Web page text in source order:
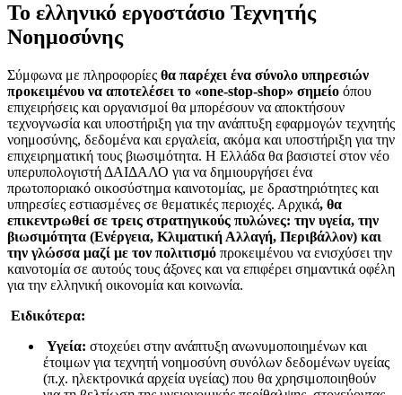
Το ελληνικό εργοστάσιο Τεχνητής
Νοημοσύνης
Σύμφωνα με πληροφορίες θα παρέχει ένα σύνολο υπηρεσιών
προκειμένου να αποτελέσει το «one-stop-shop» σημείο όπου
επιχειρήσεις και οργανισμοί θα μπορέσουν να αποκτήσουν
τεχνογνωσία και υποστήριξη για την ανάπτυξη εφαρμογών τεχνητής
νοημοσύνης, δεδομένα και εργαλεία, ακόμα και υποστήριξη για την
επιχειρηματική τους βιωσιμότητα. Η Ελλάδα θα βασιστεί στον νέο
υπερυπολογιστή ΔΑΙΔΑΛΟ για να δημιουργήσει ένα
πρωτοποριακό οικοσύστημα καινοτομίας, με δραστηριότητες και
υπηρεσίες εστιασμένες σε θεματικές περιοχές. Αρχικά, θα
επικεντρωθεί σε τρεις στρατηγικούς πυλώνες: την υγεία, την
βιωσιμότητα (Ενέργεια, Κλιματική Αλλαγή, Περιβάλλον) και
την γλώσσα μαζί με τον πολιτισμό προκειμένου να ενισχύσει την
καινοτομία σε αυτούς τους άξονες και να επιφέρει σημαντικά οφέλη
για την ελληνική οικονομία και κοινωνία.
Ειδικότερα:
Υγεία: στοχεύει στην ανάπτυξη ανωνυμοποιημένων και
έτοιμων για τεχνητή νοημοσύνη συνόλων δεδομένων υγείας
(π.χ. ηλεκτρονικά αρχεία υγείας) που θα χρησιμοποιηθούν